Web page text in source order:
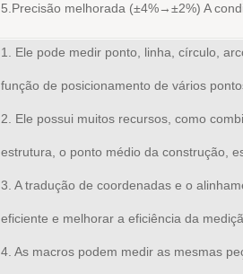
5.Precisão melhorada (±4%→±2%) A
1. Ele pode medir ponto, linha, círculo,
função de posicionamento de vários
2. Ele possui muitos recursos, como
estrutura, o ponto médio da construção,
3. A tradução de coordenadas e o
eficiente e melhorar a eficiência da
4. As macros podem medir as mesmas